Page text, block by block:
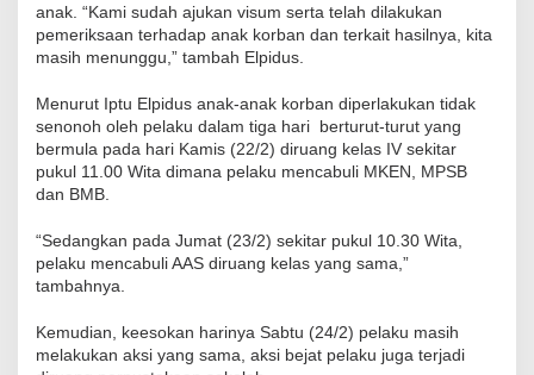
anak. “Kami sudah ajukan visum serta telah dilakukan
pemeriksaan terhadap anak korban dan terkait hasilnya, kita
masih menunggu,” tambah Elpidus.
Menurut Iptu Elpidus anak-anak korban diperlakukan tidak
senonoh oleh pelaku dalam tiga hari berturut-turut yang
bermula pada hari Kamis (22/2) diruang kelas IV sekitar
pukul 11.00 Wita dimana pelaku mencabuli MKEN, MPSB
dan BMB.
“Sedangkan pada Jumat (23/2) sekitar pukul 10.30 Wita,
pelaku mencabuli AAS diruang kelas yang sama,”
tambahnya.
Kemudian, keesokan harinya Sabtu (24/2) pelaku masih
melakukan aksi yang sama, aksi bejat pelaku juga terjadi